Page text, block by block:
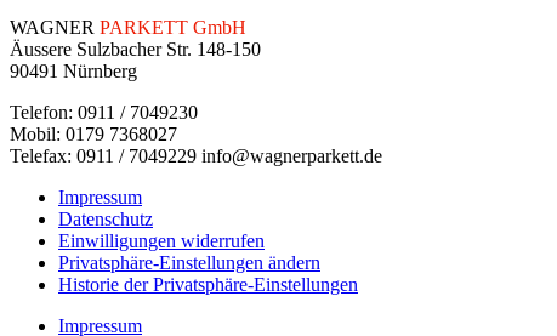
WAGNER PARKETT GmbH
Äussere Sulzbacher Str. 148-150
90491 Nürnberg
Telefon: 0911 / 7049230
Mobil: 0179 7368027
Telefax: 0911 / 7049229 info@wagnerparkett.de
Impressum
Datenschutz
Einwilligungen widerrufen
Privatsphäre-Einstellungen ändern
Historie der Privatsphäre-Einstellungen
Impressum